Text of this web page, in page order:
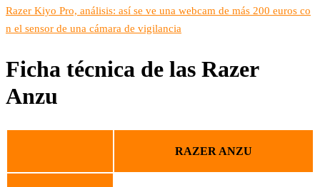
Razer Kiyo Pro, análisis: así se ve una webcam de más 200 euros co
n el sensor de una cámara de vigilancia
Ficha técnica de las Razer
Anzu
RAZER ANZU